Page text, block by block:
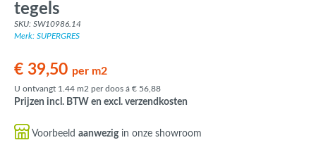
tegels
SKU: SW10986.14
Merk: SUPERGRES
€ 39,50 per m2
U ontvangt 1.44 m2 per doos á € 56,88
Prijzen incl. BTW en excl. verzendkosten
Voorbeeld aanwezigin onze showroom